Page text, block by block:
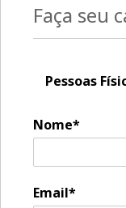
Faça seu
Pessoas
Nome*
Email*